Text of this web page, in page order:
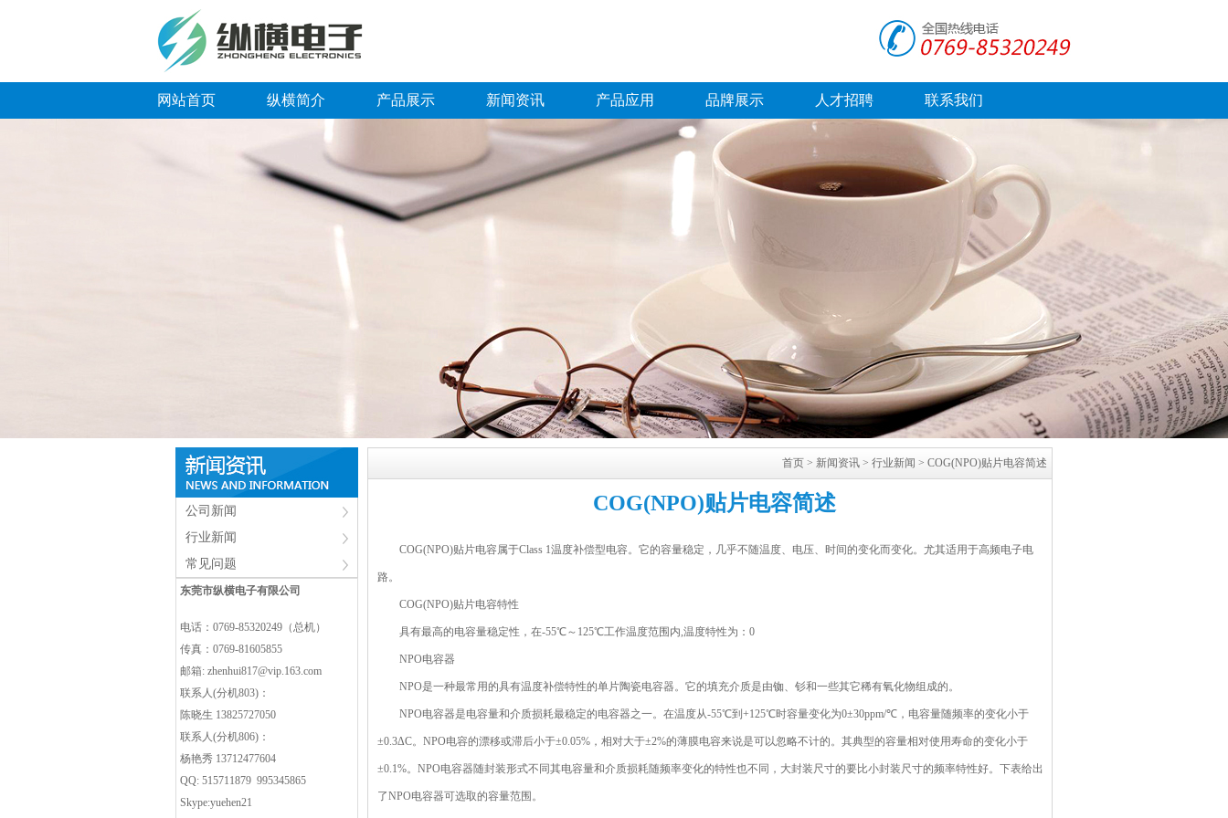
网站首页 纵横简介 产品展示 新闻资讯 产品应用 品牌展示 人才招聘 联系我们
公司新闻
行业新闻
常见问题
东莞市纵横电子有限公司
电话：0769-85320249（总机）
传真：0769-81605855
邮箱: zhenhui817@vip.163.com
联系人(分机803)：
陈晓生 13825727050
联系人(分机806)：
杨艳秀 13712477604
QQ: 515711879 995345865
Skype:yuehen21
首页 > 新闻资讯 > 行业新闻 > COG(NPO)贴片电容简述
COG(NPO)贴片电容简述
COG(NPO)贴片电容属于Class 1温度补偿型电容。它的容量稳定，几乎不随温度、电压、时间的变化而变化。尤其适用于高频电子电
路。
COG(NPO)贴片电容特性
具有最高的电容量稳定性，在-55℃～125℃工作温度范围内,温度特性为：0
NPO电容器
NPO是一种最常用的具有温度补偿特性的单片陶瓷电容器。它的填充介质是由铷、钐和一些其它稀有氧化物组成的。
NPO电容器是电容量和介质损耗最稳定的电容器之一。在温度从-55℃到+125℃时容量变化为0±30ppm/℃，电容量随频率的变化小于
±0.3ΔC。NPO电容的漂移或滞后小于±0.05%，相对大于±2%的薄膜电容来说是可以忽略不计的。其典型的容量相对使用寿命的变化小于
±0.1%。NPO电容器随封装形式不同其电容量和介质损耗随频率变化的特性也不同，大封装尺寸的要比小封装尺寸的频率特性好。下表给出
了NPO电容器可选取的容量范围。